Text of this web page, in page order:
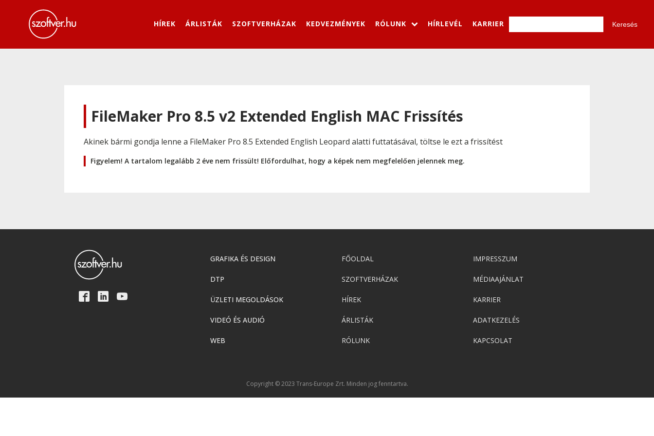
HÍREK ÁRLISTÁK SZOFTVERHÁZAK KEDVEZMÉNYEK RÓLUNK HÍRLEVÉL KARRIER
FileMaker Pro 8.5 v2 Extended English MAC Frissítés
Akinek bármi gondja lenne a FileMaker Pro 8.5 Extended English Leopard alatti futtatásával, töltse le ezt a frissítést
Figyelem! A tartalom legalább 2 éve nem frissült! Előfordulhat, hogy a képek nem megfelelően jelennek meg.
GRAFIKA ÉS DESIGN
DTP
ÜZLETI MEGOLDÁSOK
VIDEÓ ÉS AUDIÓ
WEB
FŐOLDAL
SZOFTVERHÁZAK
HÍREK
ÁRLISTÁK
RÓLUNK
IMPRESSZUM
MÉDIAAJÁNLAT
KARRIER
ADATKEZELÉS
KAPCSOLAT
Copyright © 2023 Trans-Europe Zrt. Minden jog fenntartva.